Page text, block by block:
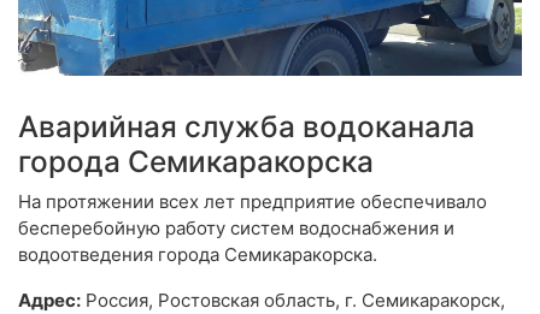
Аварийная служба водоканала
города Семикаракорска
На протяжении всех лет предприятие обеспечивало
бесперебойную работу систем водоснабжения и
водоотведения города Семикаракорска.
Адрес: Россия, Ростовская область, г. Семикаракорск,